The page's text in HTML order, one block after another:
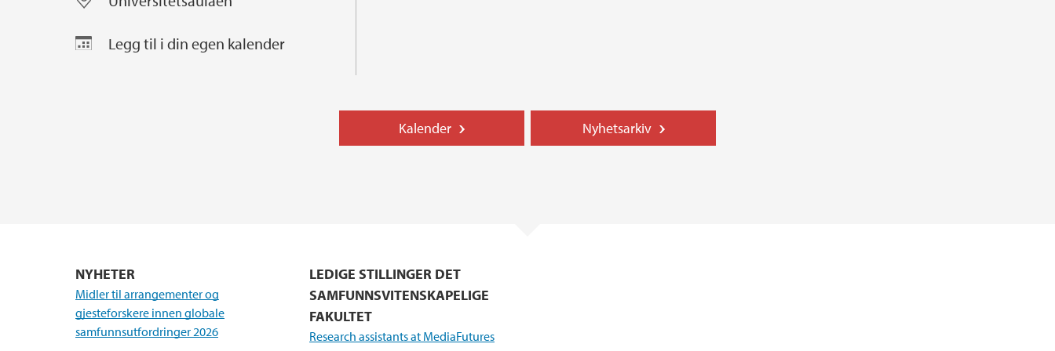
Legg til i din egen kalender
Kalender Nyhetsarkiv
NYHETER
Midler til arrangementer og
gjesteforskere innen globale
samfunnsutfordringer 2026
LEDIGE STILLINGER DET
SAMFUNNSVITENSKAPELIGE
FAKULTET
Research assistants at MediaFutures